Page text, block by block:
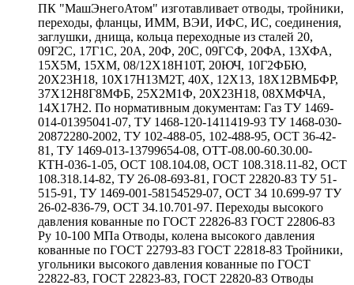
ПК "МашЭнегоАтом" изготавливает отводы, тройники,
переходы, фланцы, ИММ, ВЭИ, ИФС, ИС, соединения,
заглушки, днища, кольца переходные из сталей 20,
09Г2С, 17Г1С, 20А, 20Ф, 20С, 09ГСФ, 20ФА, 13ХФА,
15Х5М, 15ХМ, 08/12Х18Н10Т, 20ЮЧ, 10Г2ФБЮ,
20Х23Н18, 10Х17Н13М2Т, 40Х, 12Х13, 18Х12ВМБФР,
37Х12Н8Г8МФБ, 25Х2М1Ф, 20Х23Н18, 08ХМФЧА,
14Х17Н2. По нормативным документам: Газ ТУ 1469-
014-01395041-07, ТУ 1468-120-1411419-93 ТУ 1468-030-
20872280-2002, ТУ 102-488-05, 102-488-95, ОСТ 36-42-
81, ТУ 1469-013-13799654-08, ОТТ-08.00-60.30.00-
КТН-036-1-05, ОСТ 108.104.08, ОСТ 108.318.11-82, ОСТ
108.318.14-82, ТУ 26-08-693-81, ГОСТ 22820-83 ТУ 51-
515-91, ТУ 1469-001-58154529-07, ОСТ 34 10.699-97 ТУ
26-02-836-79, ОСТ 34.10.701-97. Переходы высокого
давления кованные по ГОСТ 22826-83 ГОСТ 22806-83
Ру 10-100 МПа Отводы, колена высокого давления
кованные по ГОСТ 22793-83 ГОСТ 22818-83 Тройники,
угольники высокого давления кованные по ГОСТ
22822-83, ГОСТ 22823-83, ГОСТ 22820-83 Отводы